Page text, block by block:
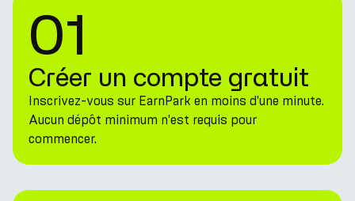
01
Créer un compte gratuit
Inscrivez-vous sur EarnPark en moins d'une minute.
Aucun dépôt minimum n'est requis pour
commencer.